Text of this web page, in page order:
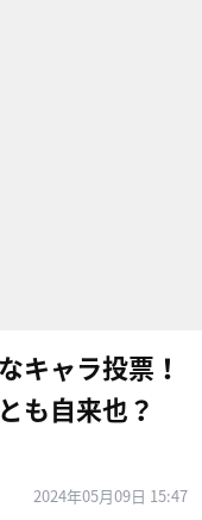
キャラ投票！
も自来也？
2024年05月09日 15:47